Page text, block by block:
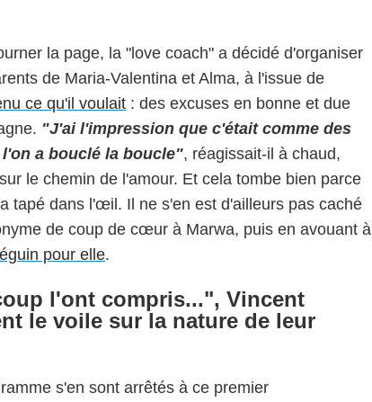
la page, la "love coach" a décidé d'organiser
de Maria-Valentina et Alma, à l'issue de
ce qu'il voulait : des excuses en bonne et due
"J'ai l'impression que c'était comme des
a bouclé la boucle", réagissait-il à chaud,
le chemin de l'amour. Et cela tombe bien parce
tapé dans l'œil. Il ne s'en est d'ailleurs pas caché
de coup de cœur à Marwa, puis en avouant à
pour elle.
l'ont compris...", Vincent
le voile sur la nature de leur
s'en sont arrêtés à ce premier